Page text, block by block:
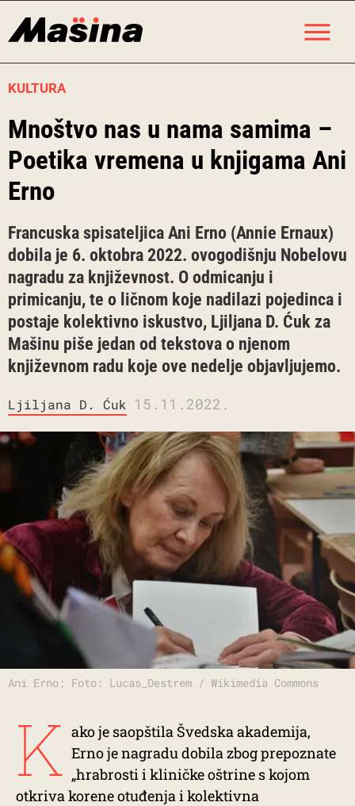
KULTURA
Mnoštvo nas u nama samima –
Poetika vremena u knjigama Ani
Erno
Francuska spisateljica Ani Erno (Annie Ernaux)
dobila je 6. oktobra 2022. ovogodišnju Nobelovu
nagradu za književnost. O odmicanju i
primicanju, te o ličnom koje nadilazi pojedinca i
postaje kolektivno iskustvo, Ljiljana D. Ćuk za
Mašinu piše jedan od tekstova o njenom
književnom radu koje ove nedelje objavljujemo.
Ljiljana D. Ćuk 15.11.2022.
Ani Erno; Foto: Lucas_Destrem / Wikimedia Commons
K ako je saopštila Švedska akademija,
Erno je nagradu dobila zbog prepoznate
„hrabrosti i kliničke oštrine s kojom
otkriva korene otuđenja i kolektivna